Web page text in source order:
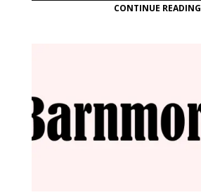
CONTINUE READING